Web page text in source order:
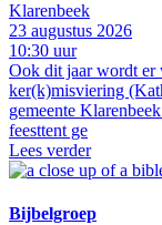
Klarenbeek
23 augustus 2026
10:30 uur
Ook dit jaar wordt er
ker(k)misviering
gemeente
feesttent ge
Lees verder
Bijbelgroep